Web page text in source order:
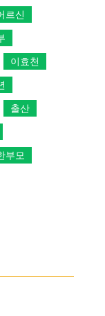
르신
이효천
출산
부모